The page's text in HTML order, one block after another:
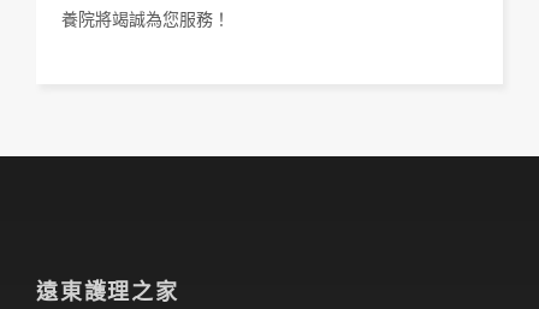
養院將竭誠為您服務！
遠東護理之家